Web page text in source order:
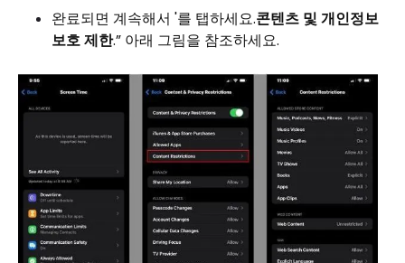
완료되면 계속해서 '를 탭하세요.콘텐츠 및 개인정보
보호 제한.” 아래 그림을 참조하세요.